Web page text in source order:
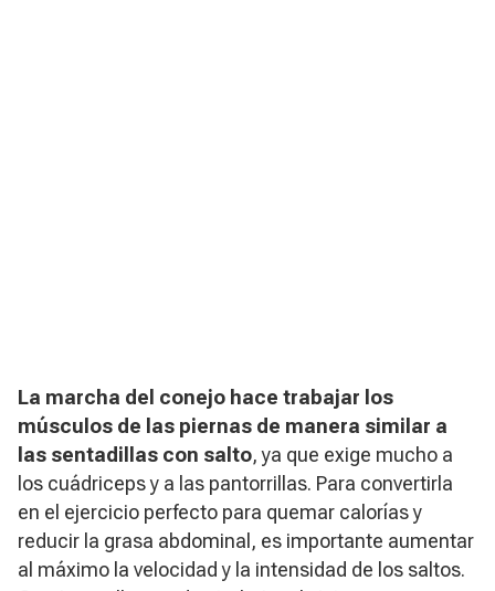
La marcha del conejo hace trabajar los
músculos de las piernas de manera similar a
las sentadillas con salto, ya que exige mucho a
los cuádriceps y a las pantorrillas. Para convertirla
en el ejercicio perfecto para quemar calorías y
reducir la grasa abdominal, es importante aumentar
al máximo la velocidad y la intensidad de los saltos.